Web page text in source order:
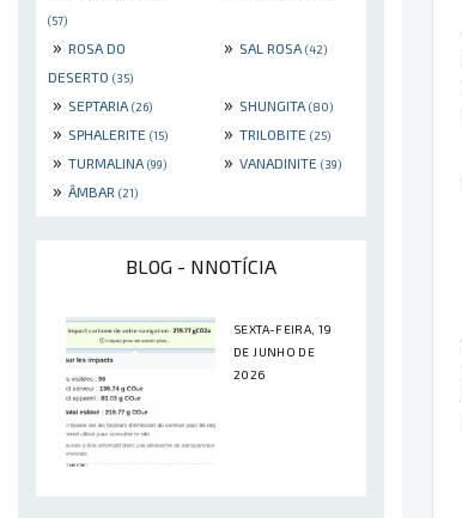
(57)
» ROSA DO
DESERTO (35)
» SAL ROSA (42)
» SEPTARIA (26) » SHUNGITA (80)
» SPHALERITE (15) » TRILOBITE (25)
» TURMALINA (99) » VANADINITE (39)
» ÂMBAR (21)
BLOG - NNOTÍCIA
SEXTA-FEIRA, 19
DE JUNHO DE
2026